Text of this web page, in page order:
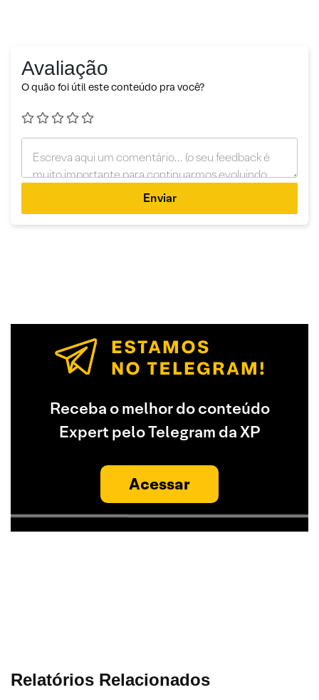
Avaliação
O quão foi útil este conteúdo pra você?
Enviar
Receba o melhor do conteúdo
Expert pelo Telegram da XP
Acessar
Relatórios Relacionados